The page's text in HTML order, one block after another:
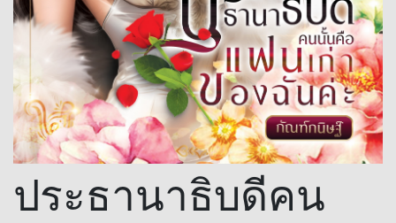
ประธานาธิบดีคน